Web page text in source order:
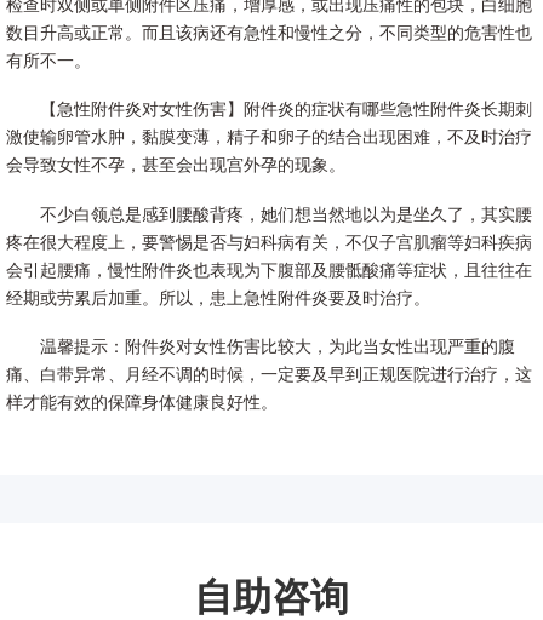
检查时双侧或单侧附件区压痛，增厚感，或出现压痛性的包块，白细胞
数目升高或正常。而且该病还有急性和慢性之分，不同类型的危害性也
有所不一。
【急性附件炎对女性伤害】附件炎的症状有哪些急性附件炎长期刺
激使输卵管水肿，黏膜变薄，精子和卵子的结合出现困难，不及时治疗
会导致女性不孕，甚至会出现宫外孕的现象。
不少白领总是感到腰酸背疼，她们想当然地以为是坐久了，其实腰
疼在很大程度上，要警惕是否与妇科病有关，不仅子宫肌瘤等妇科疾病
会引起腰痛，慢性附件炎也表现为下腹部及腰骶酸痛等症状，且往往在
经期或劳累后加重。所以，患上急性附件炎要及时治疗。
温馨提示：附件炎对女性伤害比较大，为此当女性出现严重的腹
痛、白带异常、月经不调的时候，一定要及早到正规医院进行治疗，这
样才能有效的保障身体健康良好性。
自助咨询